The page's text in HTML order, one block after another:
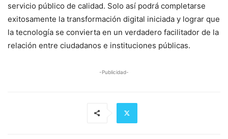
servicio público de calidad. Solo así podrá completarse
exitosamente la transformación digital iniciada y lograr que
la tecnología se convierta en un verdadero facilitador de la
relación entre ciudadanos e instituciones públicas.
-Publicidad-